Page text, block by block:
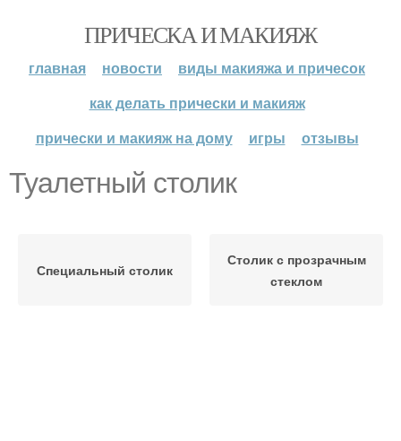
ПРИЧЕСКА И МАКИЯЖ
главная новости
виды макияжа и причесок
как делать прически и макияж
прически и макияж на дому
игры отзывы
Туалетный столик
Специальный столик
Столик с прозрачным
стеклом